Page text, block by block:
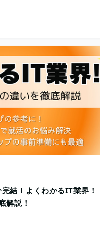
結！よくわかるIT業界！
解説！